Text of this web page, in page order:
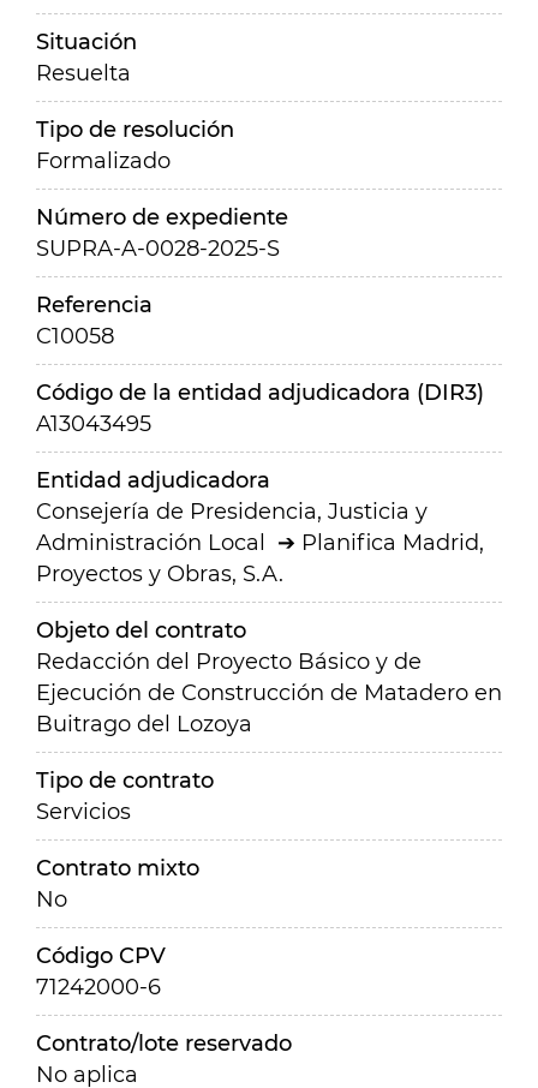
Situación
Resuelta
Tipo de resolución
Formalizado
Número de expediente
SUPRA-A-0028-2025-S
Referencia
C10058
Código de la entidad adjudicadora (DIR3)
A13043495
Entidad adjudicadora
Consejería de Presidencia, Justicia y
Administración Local
Planifica Madrid,
Proyectos y Obras, S.A.
Objeto del contrato
Redacción del Proyecto Básico y de
Ejecución de Construcción de Matadero en
Buitrago del Lozoya
Tipo de contrato
Servicios
Contrato mixto
No
Código CPV
71242000-6
Contrato/lote reservado
No aplica